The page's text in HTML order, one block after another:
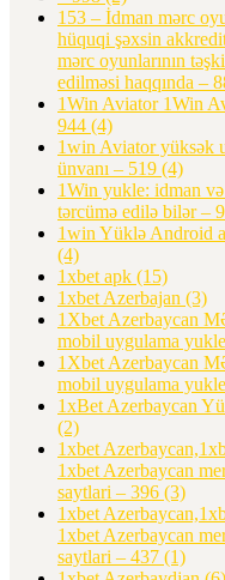
153 – İdman mərc
hüquqi şəxsin
mərc oyunlarının
edilməsi haqqında –
1Win Aviator 1Win
944 (4)
1win Aviator yüksək
ünvanı – 519 (4)
1Win yukle: idman
tərcümə edilə bilər –
1win Yüklə Android
(4)
1xbet apk (15)
1xbet Azerbajan (3)
1Xbet Azerbaycan
mobil uygulama
1Xbet Azerbaycan
mobil uygulama
1xBet Azerbaycan
(2)
1xbet
1xbet Azerbaycan
saytlari – 396 (3)
1xbet
1xbet Azerbaycan
saytlari – 437 (1)